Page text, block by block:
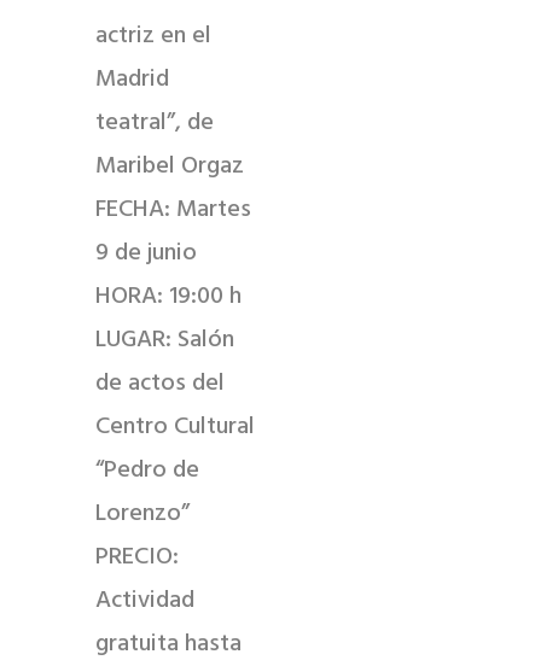
actriz en el
Madrid
teatral”, de
Maribel Orgaz
FECHA: Martes
9 de junio
HORA: 19:00 h
LUGAR: Salón
de actos del
Centro Cultural
“Pedro de
Lorenzo”
PRECIO:
Actividad
gratuita hasta